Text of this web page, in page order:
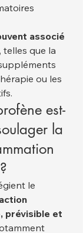
associé
, telles que la
ou les
est-
la
le
action
prévisible et